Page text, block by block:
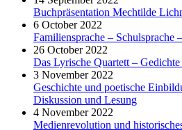
Buchpräsentation Mechtilde
6 October 2022
Familiensprache – Schulsprache
26 October 2022
Das Lyrische Quartett –
3 November 2022
Geschichte und poetische
Diskussion und Lesung
4 November 2022
Medienrevolution und